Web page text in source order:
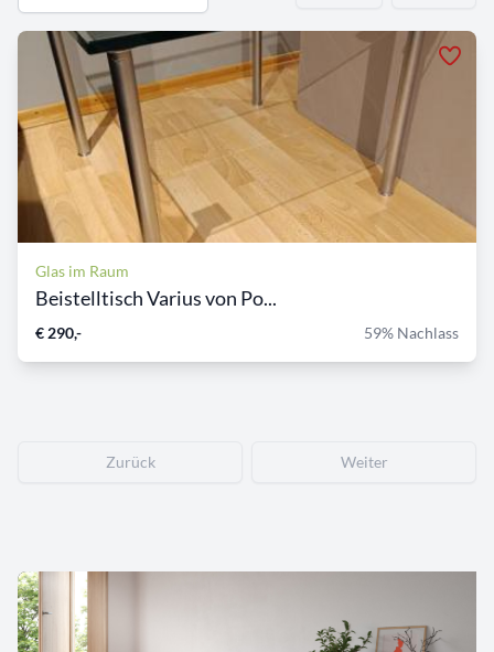
Glas im Raum
Beistelltisch Varius von Po...
€ 290,- 59% Nachlass
Zurück Weiter